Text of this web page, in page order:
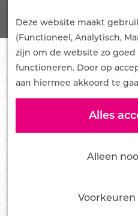
Deze website maakt
(Functioneel, Analytisch,
zijn om de website zo
functioneren. Door op
aan hiermee akkoord te
Alles
Alleen
Voorkeuren
n
Z
o
e
k
e
n
M
e
n
u
Pers
Nieuws
Team